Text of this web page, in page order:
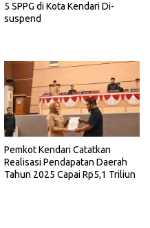
5 SPPG di Kota Kendari Di-
suspend
Pemkot Kendari Catatkan
Realisasi Pendapatan Daerah
Tahun 2025 Capai Rp5,1 Triliun